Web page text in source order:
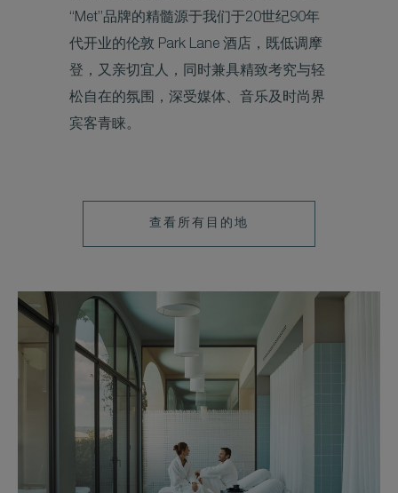
“Met”品牌的精髓源于我们于20世纪90年
代开业的伦敦 Park Lane 酒店，既低调摩
登，又亲切宜人，同时兼具精致考究与轻
松自在的氛围，深受媒体、音乐及时尚界
宾客青睐。
LEARN
MORE
查看所有目的地